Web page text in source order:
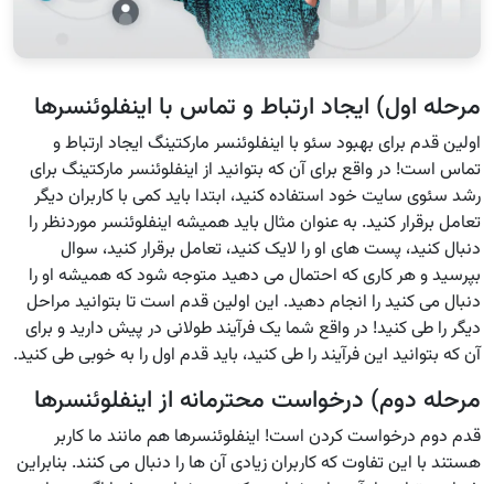
مرحله اول) ایجاد ارتباط و تماس با اینفلوئنسرها
اولین قدم برای بهبود سئو با اینفلوئنسر مارکتینگ ایجاد ارتباط و
تماس است! در واقع برای آن که بتوانید از اینفلوئنسر مارکتینگ برای
رشد سئوی سایت خود استفاده کنید، ابتدا باید کمی با کاربران دیگر
تعامل برقرار کنید. به عنوان مثال باید همیشه اینفلوئنسر موردنظر را
دنبال کنید، پست های او را لایک کنید، تعامل برقرار کنید، سوال
بپرسید و هر کاری که احتمال می دهید متوجه شود که همیشه او را
دنبال می کنید را انجام دهید. این اولین قدم است تا بتوانید مراحل
دیگر را طی کنید! در واقع شما یک فرآیند طولانی در پیش دارید و برای
آن که بتوانید این فرآیند را طی کنید، باید قدم اول را به خوبی طی کنید.
مرحله دوم) درخواست محترمانه از اینفلوئنسرها
قدم دوم درخواست کردن است! اینفلوئنسرها هم مانند ما کاربر
هستند با این تفاوت که کاربران زیادی آن ها را دنبال می کنند. بنابراین